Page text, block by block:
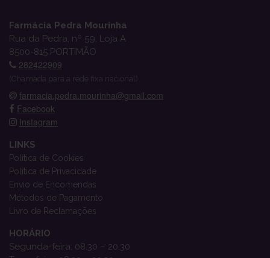
Farmácia Pedra Mourinha
Rua da Pedra, nº 59, Loja A
8500-815 PORTIMÃO
282422909
(Chamada para a rede fixa nacional)
farmacia.pedra.mourinha@gmail.com
Facebook
Instagram
LINKS
Política de Cookies
Política de Privacidade
Envio de Encomendas
Métodos de Pagamento
Livro de Reclamações
HORÁRIO
Segunda-feira: 08:30 – 20:30